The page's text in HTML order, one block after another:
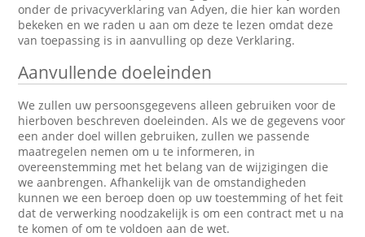
onder de privacyverklaring van Adyen, die hier kan worden
bekeken en we raden u aan om deze te lezen omdat deze
van toepassing is in aanvulling op deze Verklaring.
Aanvullende doeleinden
We zullen uw persoonsgegevens alleen gebruiken voor de
hierboven beschreven doeleinden. Als we de gegevens voor
een ander doel willen gebruiken, zullen we passende
maatregelen nemen om u te informeren, in
overeenstemming met het belang van de wijzigingen die
we aanbrengen. Afhankelijk van de omstandigheden
kunnen we een beroep doen op uw toestemming of het feit
dat de verwerking noodzakelijk is om een contract met u na
te komen of om te voldoen aan de wet.